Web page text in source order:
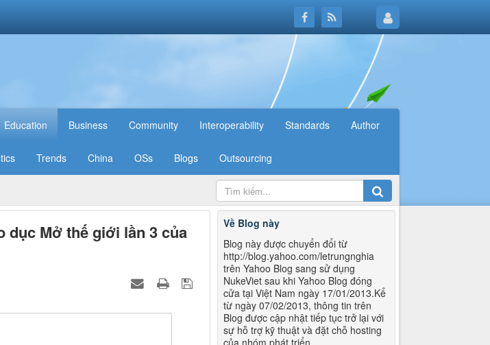
Education Business Community Interoperability Standards Author
Trends China OSs Blogs Outsourcing
dục Mở thế giới lần 3 của
Về Blog này
Blog này được chuyển đổi từ
http://blog.yahoo.com/letrungnghia
trên Yahoo Blog sang sử dụng
NukeViet sau khi Yahoo Blog đóng
cửa tại Việt Nam ngày 17/01/2013.Kể
từ ngày 07/02/2013, thông tin trên
Blog được cập nhật tiếp tục trở lại với
sự hỗ trợ kỹ thuật và đặt chỗ hosting